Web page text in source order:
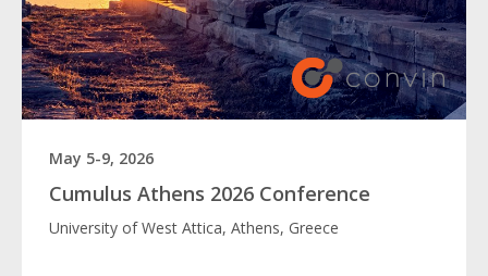
May 5-9, 2026
Cumulus Athens 2026 Conference
University of West Attica, Athens, Greece